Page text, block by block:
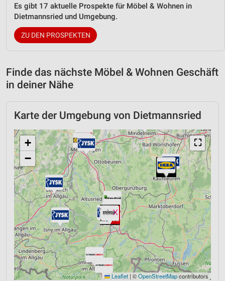
Es gibt 17 aktuelle Prospekte für Möbel & Wohnen in
Dietmannsried und Umgebung.
ZU DEN PROSPEKTEN
Finde das nächste Möbel & Wohnen Geschäft
in deiner Nähe
Karte der Umgebung von Dietmannsried
⛶
+
−
Leaflet | ©OpenStreetMapcontributors